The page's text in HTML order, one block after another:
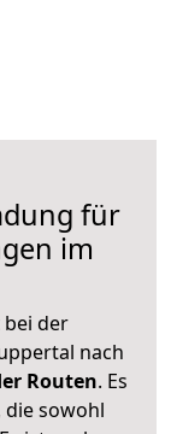
für
im
der
nach
Routen. Es
die sowohl